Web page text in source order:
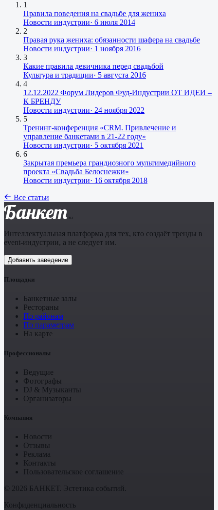
1
Правила поведения на свадьбе для жениха
Новости индустрии· 6 июля 2014
2
Правая рука жениха: обязанности шафера на свадьбе
Новости индустрии· 1 ноября 2016
3
Какие правила девичника перед свадьбой
Культура и традиции· 5 августа 2016
4
12.12.2022 Форум Лидеров Фуд-Индустрии ОТ ИДЕИ –
К БРЕНДУ
Новости индустрии· 24 ноября 2022
5
Тренинг-конференция «CRM. Привлечение и
управление банкетами в 21-22 году»
Новости индустрии· 5 октября 2021
6
Закрытая премьера грандиозного мультимедийного
проекта «Свадьба Белоснежки»
Новости индустрии· 16 октября 2018
Все статьи
Банкет .ru
Интеллектуальная платформа для тех, кто создаёт тренды в
event-индустрии, а не следует им.
Добавить заведение
Площадки
Банкетные залы
Рестораны
По районам
По параметрам
На карте
Профессионалы
Ведущие
Фотографы
DJ & Музыканты
Организаторы
Компания
Новости
Отзывы
Реклама
Контакты
Пользовательское соглашение
© 2026 БАНКЕТ. Эстетика событий.
Конфиденциальность